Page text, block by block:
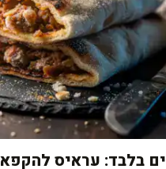
בלבד: עראיס